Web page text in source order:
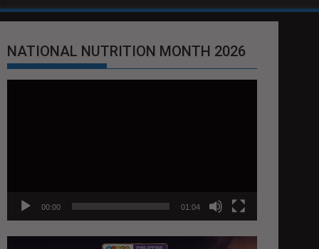
NATIONAL NUTRITION MONTH 2026
00:00 01:04